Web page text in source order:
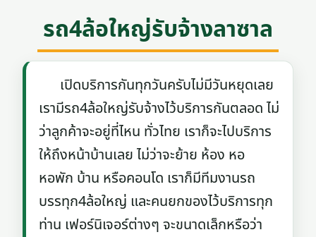
รถ4ล้อใหญ่รับจ้างลาซาล
เปิดบริการกันทุกวันครับไม่มีวันหยุดเลย
เรามีรถ4ล้อใหญ่รับจ้างไว้บริการกันตลอด ไม่
ว่าลูกค้าจะอยู่ที่ไหน ทั่วไทย เราก็จะไปบริการ
ให้ถึงหน้าบ้านเลย ไม่ว่าจะย้าย ห้อง หอ
หอพัก บ้าน หรือคอนโด เราก็มีทีมงานรถ
บรรทุก4ล้อใหญ่ และคนยกของไว้บริการทุก
ท่าน เฟอร์นิเจอร์ต่างๆ จะขนาดเล็กหรือว่า